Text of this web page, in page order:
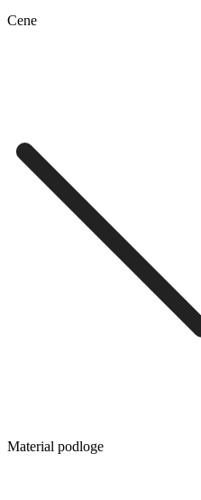
Cene
Material podloge